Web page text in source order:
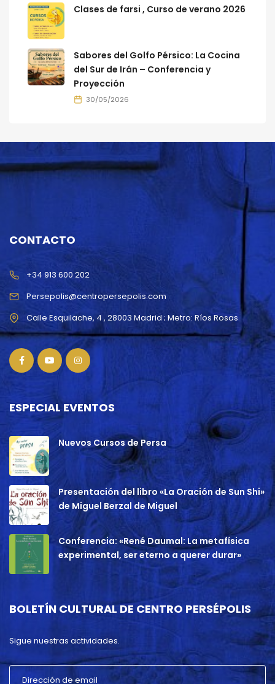
Clases de farsi , Curso de verano 2026
Sabores del Golfo Pérsico: La Cocina
del Sur de Irán – Conferencia y
Proyección
30/05/2026
CONTACTO
Persepolis@centropersepolis.com
+34 913 600 202
ESPECIAL EVENTOS
Nuevos Cursos de Persa
Presentación del libro «La Oración de Sun Shi»
de Miguel Berzal de Miguel
Conferencia: «René Daumal: La metafísica
experimental, ser eterno a querer durar»
BOLETÍN CULTURAL DE CENTRO PERSÉPOLIS
Sigue nuestras actividades.